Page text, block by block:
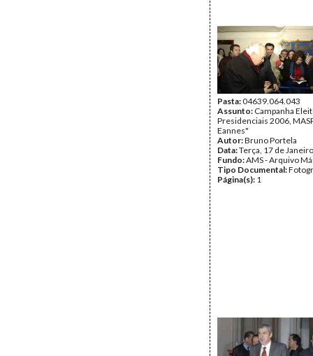
Pasta:04639.064.043
Assunto: Campanha
Presidenciais 2006,
Eannes"
Autor:Bruno Portela
Data:Terça, 17 de
Fundo:AMS - Arquivo
Tipo Documental:
Página(s): 1